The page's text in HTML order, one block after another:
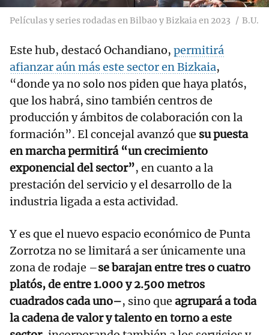
Películas y series rodadas en Bilbao y Bizkaia en 2023 B.U.
Este hub, destacó Ochandiano, permitirá
afianzar aún más este sector en Bizkaia,
“donde ya no solo nos piden que haya platós,
que los habrá, sino también centros de
producción y ámbitos de colaboración con la
formación”. El concejal avanzó que su puesta
en marcha permitirá “un crecimiento
exponencial del sector”, en cuanto a la
prestación del servicio y el desarrollo de la
industria ligada a esta actividad.
Y es que el nuevo espacio económico de Punta
Zorrotza no se limitará a ser únicamente una
zona de rodaje –se barajan entre tres o cuatro
platós, de entre 1.000 y 2.500 metros
cuadrados cada uno–, sino que agrupará a toda
la cadena de valor y talento en torno a este